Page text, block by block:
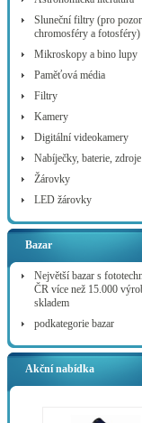
Sluneční filtry (pro
chromosféry a fotosféry)
Mikroskopy a bino lupy
Paměťová média
Filtry
Kamery
Digitální videokamery
Nabíječky, baterie, zdroje
Žárovky
LED žárovky
Bazar
Největší bazar s
ČR více než 15.000
skladem
podkategorie bazar
Akční nabídka